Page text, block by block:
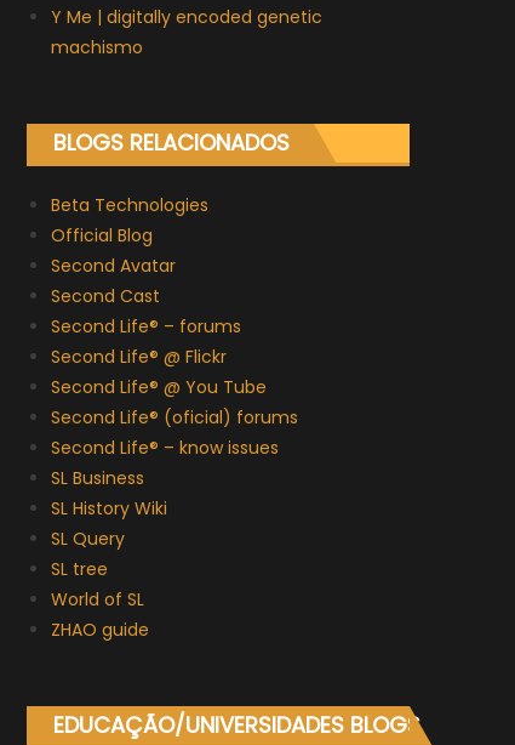
Y Me | digitally encoded genetic
machismo
BLOGS RELACIONADOS
Beta Technologies
Official Blog
Second Avatar
Second Cast
Second Life® – forums
Second Life® @ Flickr
Second Life® @ You Tube
Second Life® (oficial) forums
Second Life® – know issues
SL Business
SL History Wiki
SL Query
SL tree
World of SL
ZHAO guide
EDUCAÇÃO/UNIVERSIDADES BLOGS